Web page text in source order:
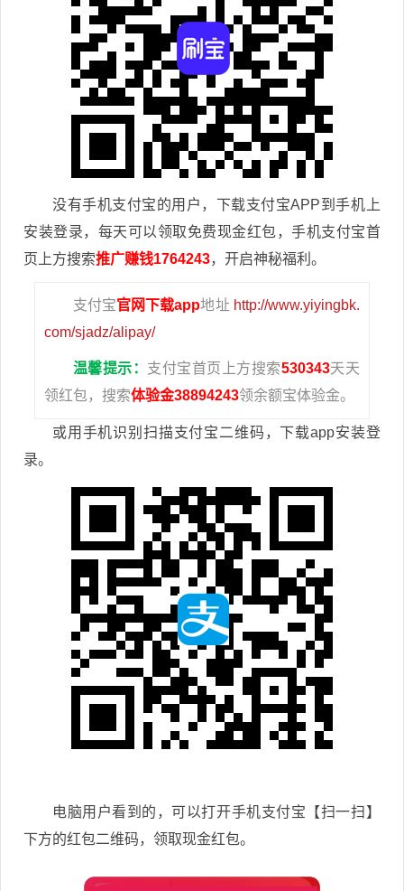
没有手机支付宝的用户，下载支付宝APP到手机上
安装登录，每天可以领取免费现金红包，手机支付宝首
页上方搜索推广赚钱1764243，开启神秘福利。
支付宝官网下载app地址 http://www.yiyingbk.
com/sjadz/alipay/
温馨提示： 支付宝首页上方搜索530343天天
领红包，搜索体验金38894243领余额宝体验金。
或用手机识别扫描支付宝二维码，下载app安装登
录。
电脑用户看到的，可以打开手机支付宝【扫一扫】
下方的红包二维码，领取现金红包。